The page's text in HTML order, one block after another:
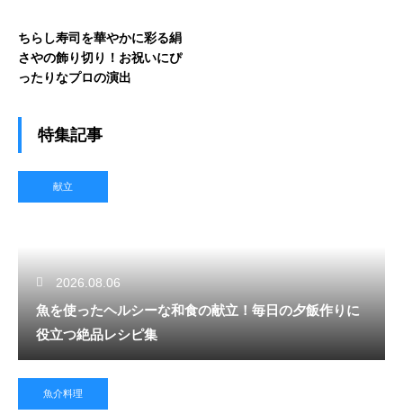
ちらし寿司を華やかに彩る絹
さやの飾り切り！お祝いにぴ
ったりなプロの演出
特集記事
献立
2026.08.06
魚を使ったヘルシーな和食の献立！毎日の夕飯作りに
役立つ絶品レシピ集
魚介料理